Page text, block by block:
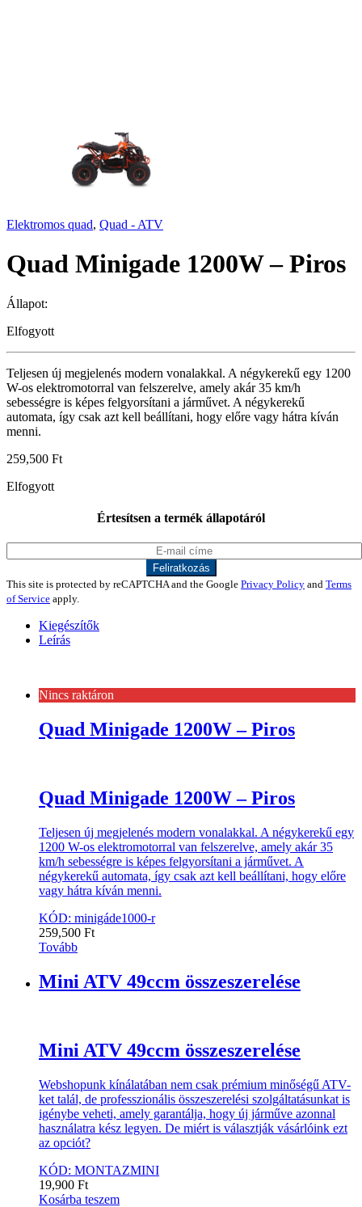
Elektromos quad, Quad - ATV
Quad Minigade 1200W – Piros
Állapot:
Elfogyott
Teljesen új megjelenés modern vonalakkal. A négykerekű egy 1200
W-os elektromotorral van felszerelve, amely akár 35 km/h
sebességre is képes felgyorsítani a járművet. A négykerekű
automata, így csak azt kell beállítani, hogy előre vagy hátra kíván
menni.
259,500 Ft
Elfogyott
Értesítsen a termék állapotáról
This site is protected by reCAPTCHA and the Google Privacy Policy and Terms
of Service apply.
Kiegészítők
Leírás
Nincs raktáron
Quad Minigade 1200W – Piros
Quad Minigade 1200W – Piros
Teljesen új megjelenés modern vonalakkal. A négykerekű egy
1200 W-os elektromotorral van felszerelve, amely akár 35
km/h sebességre is képes felgyorsítani a járművet. A
négykerekű automata, így csak azt kell beállítani, hogy előre
vagy hátra kíván menni.
KÓD: minigáde1000-r
259,500 Ft
Tovább
Mini ATV 49ccm összeszerelése
Mini ATV 49ccm összeszerelése
Webshopunk kínálatában nem csak prémium minőségű ATV-
ket talál, de professzionális összeszerelési szolgáltatásunkat is
igénybe veheti, amely garantálja, hogy új járműve azonnal
használatra kész legyen. De miért is választják vásárlóink ezt
az opciót?
KÓD: MONTAZMINI
19,900 Ft
Kosárba teszem